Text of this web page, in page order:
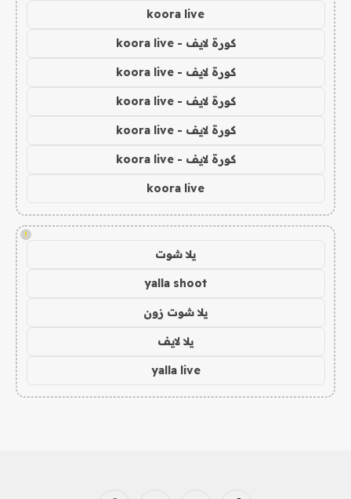
koora live
كورة لايف - koora live
كورة لايف - koora live
كورة لايف - koora live
كورة لايف - koora live
كورة لايف - koora live
koora live
!
يلا شوت
yalla shoot
يلا شوت زون
يلا لايف
yalla live